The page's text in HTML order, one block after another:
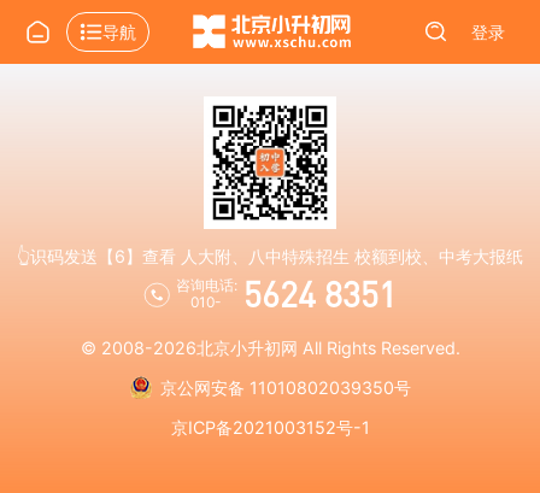
导航 登录
👆识码发送【6】查看 人大附、八中特殊招生 校额到校、中考大报纸
咨询电话:
010-
5624 8351
© 2008-2026北京小升初网 All Rights Reserved.
京公网安备 11010802039350号
京ICP备2021003152号-1